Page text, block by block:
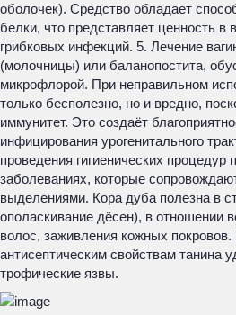
оболочек). Средство обладает
белки, что представляет ценность в
грибковых инфекций. 5. Лечение
(молочницы) или баланопостита,
микрофлорой. При неправильном
только бесполезно, но и вредно,
иммунитет. Это создаёт
инфицирования урогенитального
проведения гигиенических процедур
заболеваниях, которые
выделениями. Кора дуба полезна в
ополаскивание дёсен), в отношении
волос, заживления кожных покровов.
антисептическим свойствам танина
трофические язвы.